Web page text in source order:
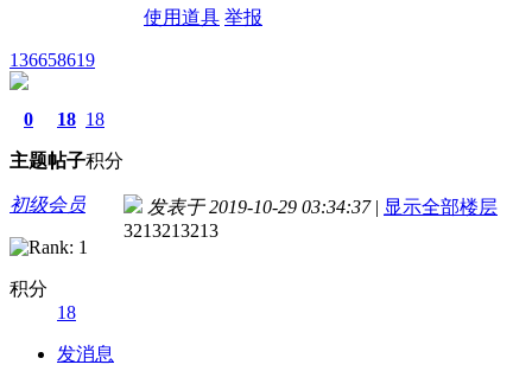
使用道具 举报
136658619
0
主题
18
帖子
18
积分
初级会员
积分
18
发消息
发表于 2019-10-29 03:34:37 | 显示全部楼层
3213213213